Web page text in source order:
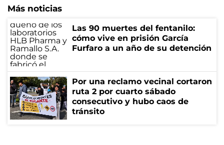
Más noticias
Las 90 muertes del fentanilo:
cómo vive en prisión García
Furfaro a un año de su detención
Por una reclamo vecinal cortaron
ruta 2 por cuarto sábado
consecutivo y hubo caos de
tránsito